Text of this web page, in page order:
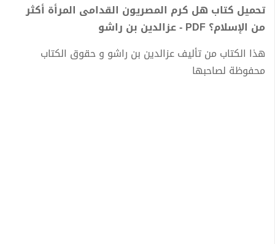
تحميل كتاب هل كرم المصريون القدامى المرأة أكثر
من الإسلام؟ PDF - عزالدين بن راشو
هذا الكتاب من تأليف عزالدين بن راشو و حقوق الكتاب
محفوظة لصاحبها